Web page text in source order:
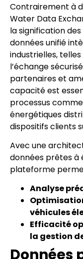
Contrairement à
Water Data
la signification
données unifié
industrielles, telles
l’échange
partenaires et
capacité est
processus
énergétiques
dispositifs clients
Avec une
données prêtes à
plateforme
Analyse
véhicules
Efficacité
la gestion
Données